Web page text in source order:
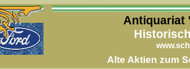
Antiquariat
Alte Aktien zum